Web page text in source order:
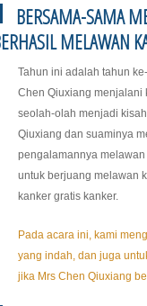
BERSAMA-SAMA
MELAWAN
Tahun ini adalah tahun
Chen Qiuxiang menjalani
seolah-olah menjadi
Qiuxiang dan suaminya
pengalamannya
untuk berjuang melawan
kanker gratis kanker.
Pada acara ini, kami
yang indah, dan juga
jika Mrs Chen Qiuxiang